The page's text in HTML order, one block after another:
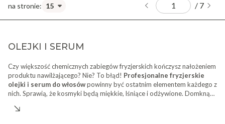
/ 7
OLEJKI I SERUM
Czy większość chemicznych zabiegów fryzjerskich kończysz nałożeniem
produktu nawilżającego? Nie? To błąd! Profesjonalne fryzjerskie
olejki i serum do włosówpowinny być ostatnim elementem każdego z
nich. Sprawią, że kosmyki będą miękkie, lśniące i odżywione. Domkną
lokówki